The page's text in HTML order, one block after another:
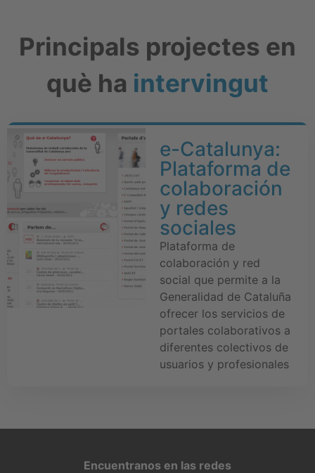
Principals projectes en
què ha intervingut
e-Catalunya:
Plataforma de
colaboración
y redes
sociales
Plataforma de
colaboración y red
social que permite a la
Generalidad de Cataluña
ofrecer los servicios de
portales colaborativos a
diferentes colectivos de
usuarios y profesionales
Encuentranos en las redes